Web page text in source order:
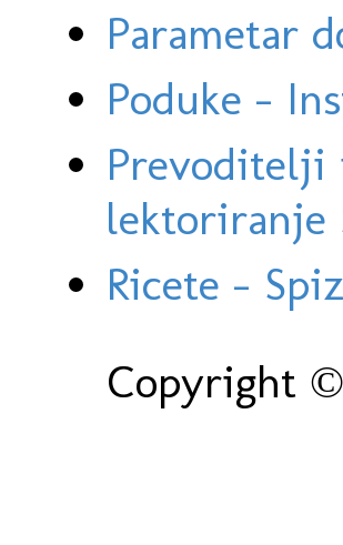
Parametar
Poduke -
lektoriranje
Ricete -
Copyright ©